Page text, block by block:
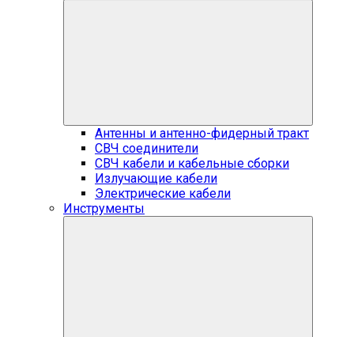
Антенны и антенно-фидерный тракт
СВЧ соединители
СВЧ кабели и кабельные сборки
Излучающие кабели
Электрические кабели
Инструменты